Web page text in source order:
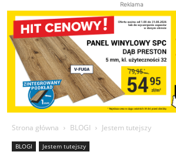
Reklama
Strona główna BLOGI Jestem tutejszy
BLOGI Jestem tutejszy